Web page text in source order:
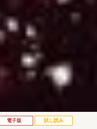
電子版 試し読み